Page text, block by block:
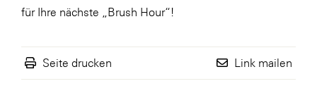
für Ihre nächste „Brush Hour“!
Seite drucken Link mailen